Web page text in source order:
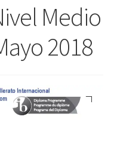
Medio
2018